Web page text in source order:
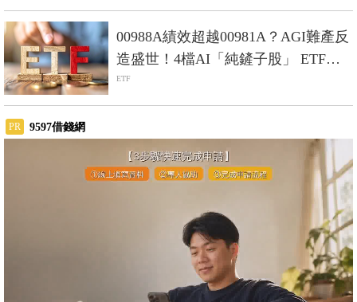
00988A績效超越00981A？AGI難產反
造盛世！4檔AI「純鏟子股」 ETF現
形
ETF
PR 9597借錢網